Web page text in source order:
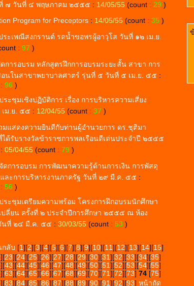
๗ วันที่ ๔ พฤษภาคม ๒๕๕๕ : 14/05/55 (count : 29 )
Program for Preceptors : 14/05/55 (count : 35 )
ระเพณีสงกรานต์ รดน้ำขอพรผู้อาวุโส วันที่ ๑๒ เม.ย.
: 97 )
การอบรม หลักสูตรฝึกการอบรมระยะสั้น สาขา การ
อนในสาขาพยาบาลศาตร์ รุ่นที่ ๕ วันที่ ๕ เม.ย. ๕๕ :
: 96 )
ะชุมเชิงปฏิบัติการ เรื่อง การบริหารความเสี่ยง
เม.ย. ๕๕ : 12/04/55 (count : 37 )
มแสดงความยินดีกับท่านผู้อำนวยการ ดร.ชุติมา
ด้รับรางวัลข้าราชการพลเรือนดีเด่นประจำปี ๒๕๕๕
: 05/04/55 (count : 79 )
ดการอบรม การพัฒนาความรู้ด้านการเงิน การพัสดุ
ละการบริหารงานภาครัฐ วันที่ ๒๙ มี.ค. ๕๕ :
: 56 )
ระชุมเตรียมความพร้อม โครงการฝึกอบรมนักศึกษา
ปลี่ยน ครั้งที่ ๒ ประจำปีการศึกษา ๒๕๕๕ ณ ห้อง
นที่ ๒๔ มี.ค. ๕๕ : 30/03/55 (count : 53 )
กลับ [1][2][3][4][5][6][7][8][9][10][11][12][13][14][15]
][23][24][25][26][27][28][29][30][31][32][33][34][35]
][43][44][45][46][47][48][49][50][51][52][53][54][55]
][63][64][65][66][67][68][69][70][71][72][73] 74 [75]
][83][84][85][86][87][88][89][90][91][92][93] หน้าถัด